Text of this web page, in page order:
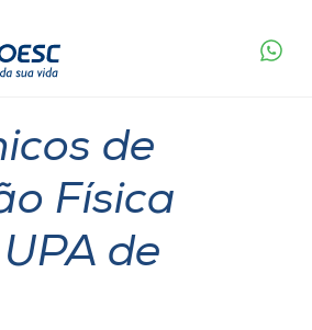
de
Física
de